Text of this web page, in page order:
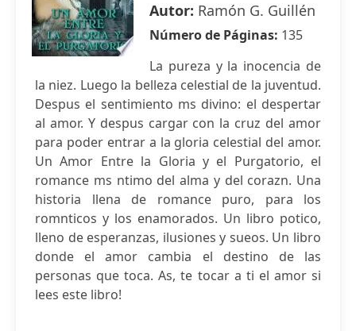
Autor: Ramón G. Guillén
Número de Páginas: 135
La pureza y la inocencia de
la niez. Luego la belleza celestial de la juventud.
Despus el sentimiento ms divino: el despertar
al amor. Y despus cargar con la cruz del amor
para poder entrar a la gloria celestial del amor.
Un Amor Entre la Gloria y el Purgatorio, el
romance ms ntimo del alma y del corazn. Una
historia llena de romance puro, para los
romnticos y los enamorados. Un libro potico,
lleno de esperanzas, ilusiones y sueos. Un libro
donde el amor cambia el destino de las
personas que toca. As, te tocar a ti el amor si
lees este libro!